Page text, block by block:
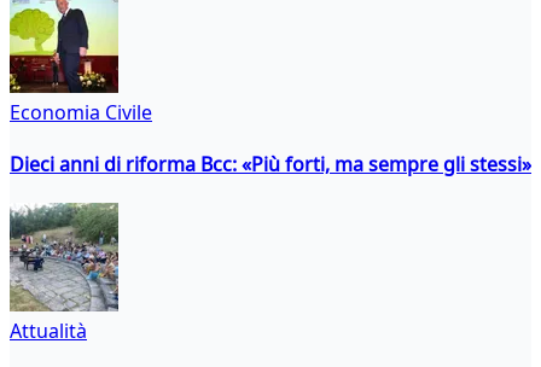
Economia Civile
Dieci anni di riforma Bcc: «Più forti, ma sempre gli stessi»
Attualità